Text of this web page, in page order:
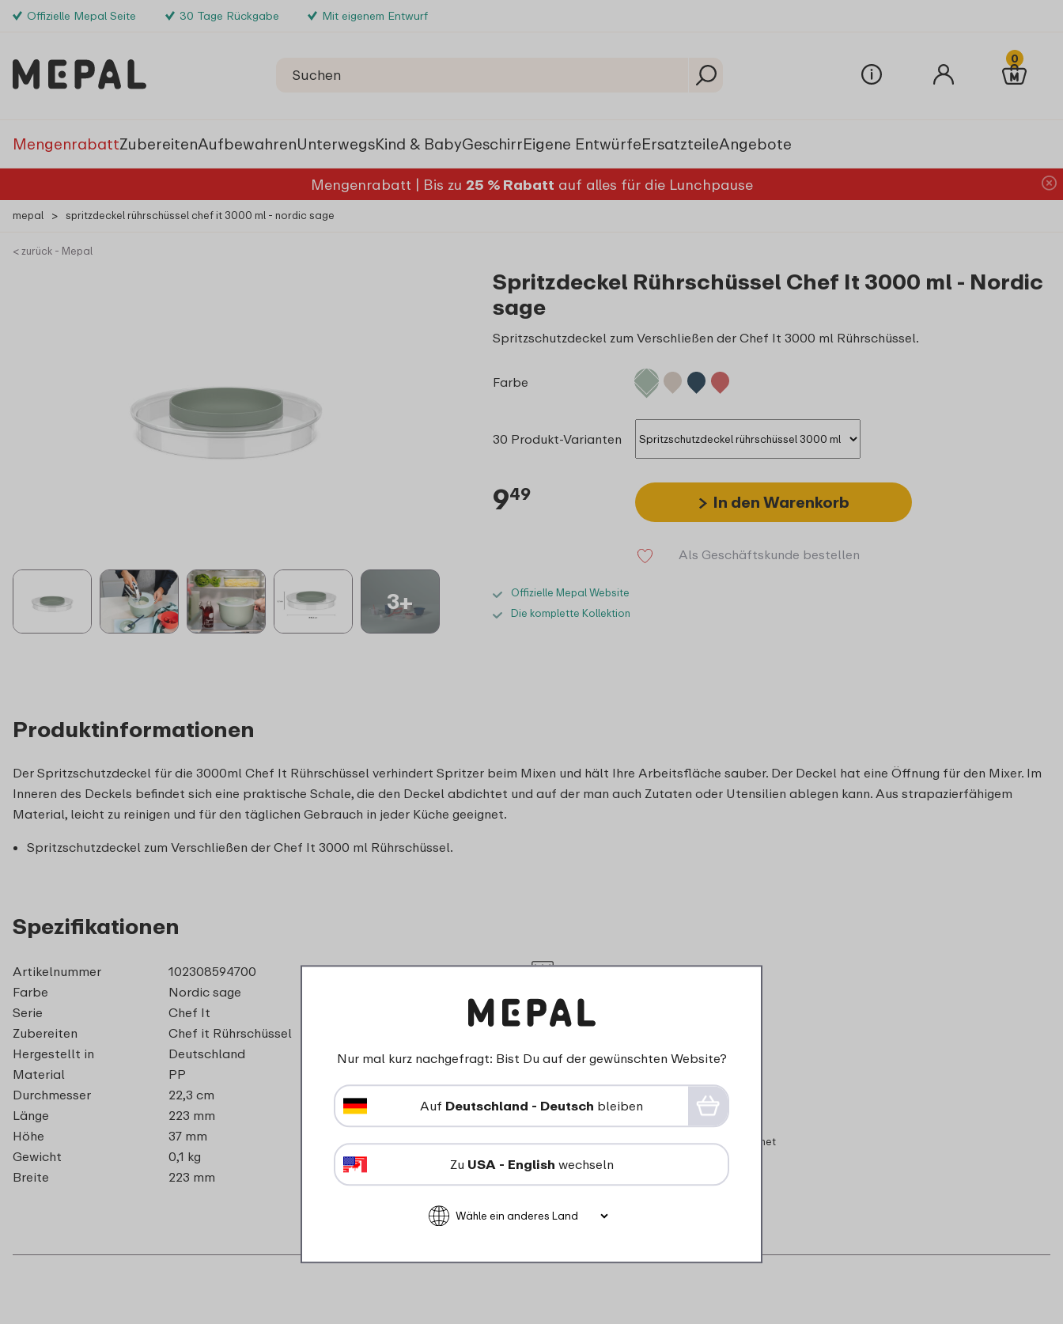
Offizielle Mepal Seite 30 Tage Rückgabe Mit eigenem Entwurf
0
MengenrabattZubereitenAufbewahrenUnterwegsKind & BabyGeschirrEigene EntwürfeErsatzteileAngebote
Mengenrabatt | Bis zu 25 % Rabatt auf alles für die Lunchpause
mepal > spritzdeckel rührschüssel chef it 3000 ml - nordic sage
< zurück - Mepal
3+
Spritzdeckel Rührschüssel Chef It 3000 ml - Nordic
sage
Spritzschutzdeckel zum Verschließen der Chef It 3000 ml Rührschüssel.
Farbe
30 Produkt-Varianten
949 In den Warenkorb
Als Geschäftskunde bestellen
Offizielle Mepal Website
Die komplette Kollektion
Produktinformationen
Der Spritzschutzdeckel für die 3000ml Chef It Rührschüssel verhindert Spritzer beim Mixen und hält Ihre Arbeitsfläche sauber. Der Deckel hat eine Öffnung für den Mixer. Im
Inneren des Deckels befindet sich eine praktische Schale, die den Deckel abdichtet und auf der man auch Zutaten oder Utensilien ablegen kann. Aus strapazierfähigem
Material, leicht zu reinigen und für den täglichen Gebrauch in jeder Küche geeignet.
Spritzschutzdeckel zum Verschließen der Chef It 3000 ml Rührschüssel.
Spezifikationen
Artikelnummer
102308594700
Farbe
Nordic sage
Serie
Chef It
Zubereiten
Chef it Rührschüssel
Hergestellt in
Deutschland
Material
PP
Durchmesser
22,3 cm
Länge
223 mm
Höhe
37 mm
Gewicht
0,1 kg
Breite
223 mm
Nicht für den Gefrierschrank geeignet
Mikrowellengeeignet
recycelbar
Für den Kontakt mit Lebensmitteln geeignet
Nur mal kurz nachgefragt: Bist Du auf der gewünschten Website?
Auf Deutschland - Deutsch bleiben
Zu USA - English wechseln